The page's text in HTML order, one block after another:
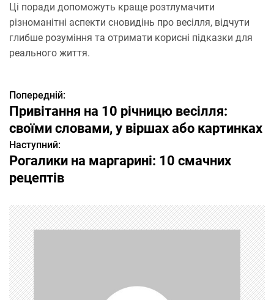
Ці поради допоможуть краще розтлумачити
різноманітні аспекти сновидінь про весілля, відчути
глибше розуміння та отримати корисні підказки для
реального життя.
Н
а
в
і
г
а
ц
і
Попередній:
Привітання на 10 річницю весілля:
своїми словами, у віршах або картинках
Наступний:
Рогалики на маргарині: 10 смачних
рецептів